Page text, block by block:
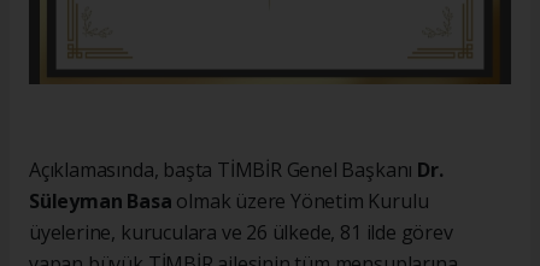
Açıklamasında, başta TİMBİR Genel Başkanı Dr.
Süleyman Basa olmak üzere Yönetim Kurulu
üyelerine, kuruculara ve 26 ülkede, 81 ilde görev